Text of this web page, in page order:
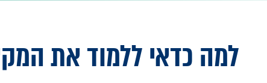
למה כדאי ללמוד את